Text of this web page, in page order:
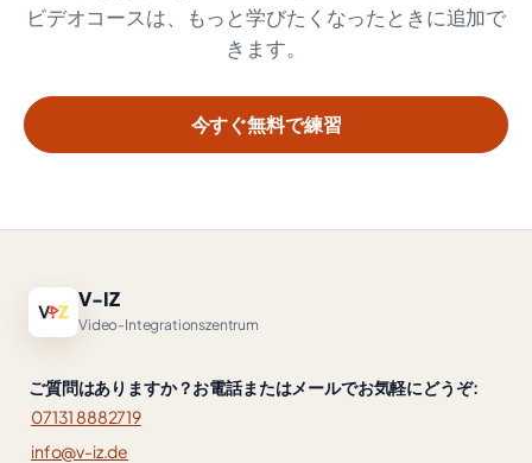
ビデオコースは、もっと学びたくなったときに追加で
きます。
今すぐ無料で練習
V-IZ
Video-Integrationszentrum
ご質問はありますか？お電話またはメールでお気軽にどうぞ:
07131 8882719
info@v-iz.de